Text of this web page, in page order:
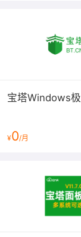
宝塔Windows
¥0/月